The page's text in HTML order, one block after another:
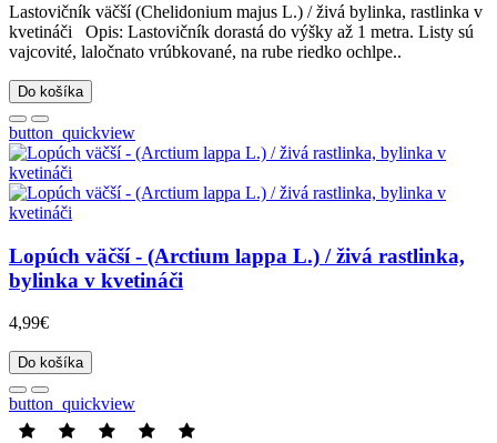
Lastovičník väčší (Chelidonium majus L.) / živá bylinka, rastlinka v
kvetináči Opis: Lastovičník dorastá do výšky až 1 metra. Listy sú
vajcovité, laločnato vrúbkované, na rube riedko ochlpe..
Do košíka
button_quickview
Lopúch väčší - (Arctium lappa L.) / živá rastlinka,
bylinka v kvetináči
4,99€
Do košíka
button_quickview